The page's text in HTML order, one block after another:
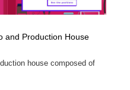
and Production House
house composed of